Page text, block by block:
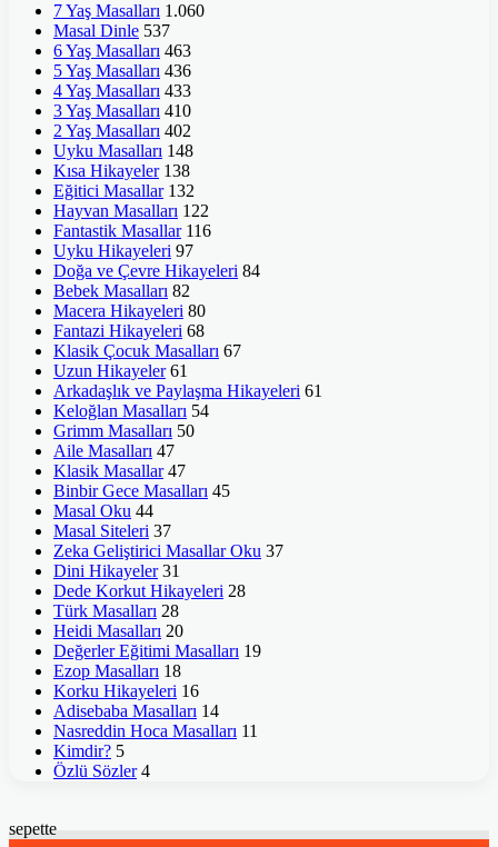
7 Yaş Masalları 1.060
Masal Dinle 537
6 Yaş Masalları 463
5 Yaş Masalları 436
4 Yaş Masalları 433
3 Yaş Masalları 410
2 Yaş Masalları 402
Uyku Masalları 148
Kısa Hikayeler 138
Eğitici Masallar 132
Hayvan Masalları 122
Fantastik Masallar 116
Uyku Hikayeleri 97
Doğa ve Çevre Hikayeleri 84
Bebek Masalları 82
Macera Hikayeleri 80
Fantazi Hikayeleri 68
Klasik Çocuk Masalları 67
Uzun Hikayeler 61
Arkadaşlık ve Paylaşma Hikayeleri 61
Keloğlan Masalları 54
Grimm Masalları 50
Aile Masalları 47
Klasik Masallar 47
Binbir Gece Masalları 45
Masal Oku 44
Masal Siteleri 37
Zeka Geliştirici Masallar Oku 37
Dini Hikayeler 31
Dede Korkut Hikayeleri 28
Türk Masalları 28
Heidi Masalları 20
Değerler Eğitimi Masalları 19
Ezop Masalları 18
Korku Hikayeleri 16
Adisebaba Masalları 14
Nasreddin Hoca Masalları 11
Kimdir? 5
Özlü Sözler 4
sepette